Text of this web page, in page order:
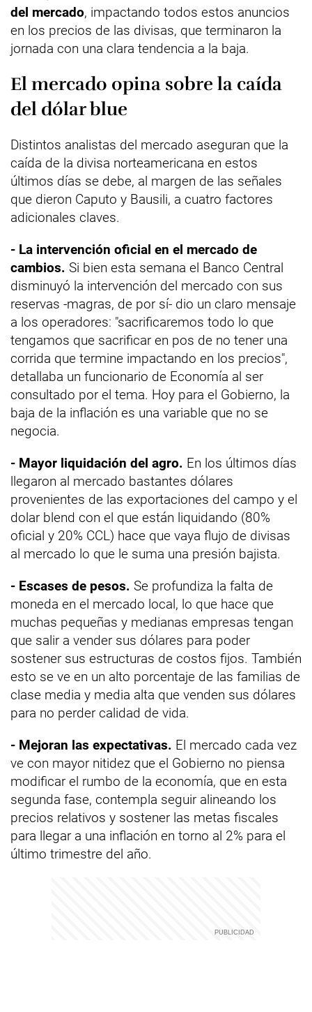
del mercado, impactando todos estos anuncios
en los precios de las divisas, que terminaron la
jornada con una clara tendencia a la baja.
El mercado opina sobre la caída
del dólar blue
Distintos analistas del mercado aseguran que la
caída de la divisa norteamericana en estos
últimos días se debe, al margen de las señales
que dieron Caputo y Bausili, a cuatro factores
adicionales claves.
- La intervención oficial en el mercado de
cambios. Si bien esta semana el Banco Central
disminuyó la intervención del mercado con sus
reservas -magras, de por sí- dio un claro mensaje
a los operadores: "sacrificaremos todo lo que
tengamos que sacrificar en pos de no tener una
corrida que termine impactando en los precios",
detallaba un funcionario de Economía al ser
consultado por el tema. Hoy para el Gobierno, la
baja de la inflación es una variable que no se
negocia.
- Mayor liquidación del agro. En los últimos días
llegaron al mercado bastantes dólares
provenientes de las exportaciones del campo y el
dolar blend con el que están liquidando (80%
oficial y 20% CCL) hace que vaya flujo de divisas
al mercado lo que le suma una presión bajista.
- Escases de pesos. Se profundiza la falta de
moneda en el mercado local, lo que hace que
muchas pequeñas y medianas empresas tengan
que salir a vender sus dólares para poder
sostener sus estructuras de costos fijos. También
esto se ve en un alto porcentaje de las familias de
clase media y media alta que venden sus dólares
para no perder calidad de vida.
- Mejoran las expectativas. El mercado cada vez
ve con mayor nitidez que el Gobierno no piensa
modificar el rumbo de la economía, que en esta
segunda fase, contempla seguir alineando los
precios relativos y sostener las metas fiscales
para llegar a una inflación en torno al 2% para el
último trimestre del año.